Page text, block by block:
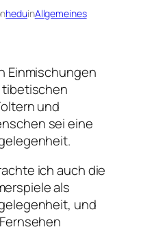
heduinAllgemeines
Einmischungen
tibetischen
und
sei eine
ich auch die
als
und